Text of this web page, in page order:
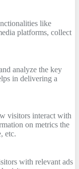
like
platforms, collect
analyze the key
in delivering a
visitors interact with
on metrics the
etc.
with relevant ads